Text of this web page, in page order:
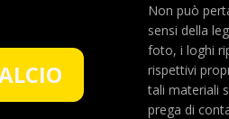
Non può
sensi della
foto, i loghi
rispettivi
tali materiali
prega di